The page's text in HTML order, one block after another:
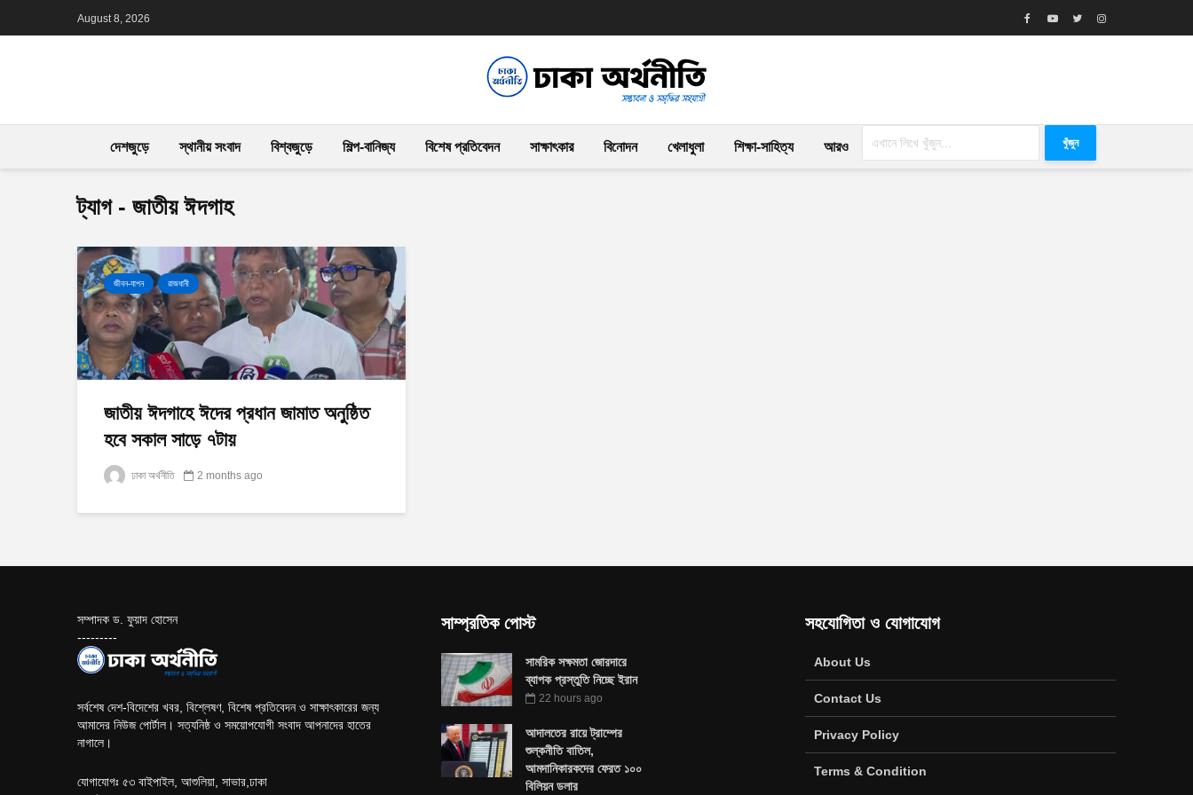
August 8, 2026
দেশজুড়ে স্থানীয় সংবাদ বিশ্বজুড়ে শিল্প-বানিজ্য বিশেষ প্রতিবেদন সাক্ষাৎকার বিনোদন খেলাধুলা শিক্ষা-সাহিত্য আরও খুঁজুন
ট্যাগ - জাতীয় ঈদগাহ
জীবন-যাপন রাজধানী
জাতীয় ঈদগাহে ঈদের প্রধান জামাত অনুষ্ঠিত
হবে সকাল সাড়ে ৭টায়
ঢাকা অর্থনীতি 2 months ago
সম্পাদক ড. ফুয়াদ হোসেন
---------
সর্বশেষ দেশ-বিদেশের খবর, বিশ্লেষণ, বিশেষ প্রতিবেদন ও সাক্ষাৎকারের জন্য
আমাদের নিউজ পোর্টাল। সত্যনিষ্ঠ ও সময়োপযোগী সংবাদ আপনাদের হাতের
নাগালে।
যোগাযোগঃ ৫৩ বাইপাইল, আশুলিয়া, সাভার,ঢাকা
সাম্প্রতিক পোস্ট
সামরিক সক্ষমতা জোরদারে
ব্যাপক প্রস্তুতি নিচ্ছে ইরান
22 hours ago
আদালতের রায়ে ট্রাম্পের
শুল্কনীতি বাতিল,
আমদানিকারকদের ফেরত ১০০
বিলিয়ন ডলার
সহযোগিতা ও যোগাযোগ
About Us
Contact Us
Privacy Policy
Terms & Condition